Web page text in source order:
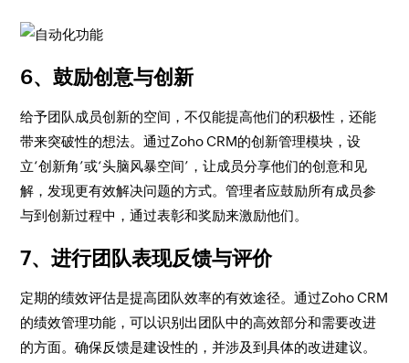
6、鼓励创意与创新
给予团队成员创新的空间，不仅能提高他们的积极性，还能
带来突破性的想法。通过Zoho CRM的创新管理模块，设
立‘创新角’或‘头脑风暴空间’，让成员分享他们的创意和见
解，发现更有效解决问题的方式。管理者应鼓励所有成员参
与到创新过程中，通过表彰和奖励来激励他们。
7、进行团队表现反馈与评价
定期的绩效评估是提高团队效率的有效途径。通过Zoho CRM
的绩效管理功能，可以识别出团队中的高效部分和需要改进
的方面。确保反馈是建设性的，并涉及到具体的改进建议。